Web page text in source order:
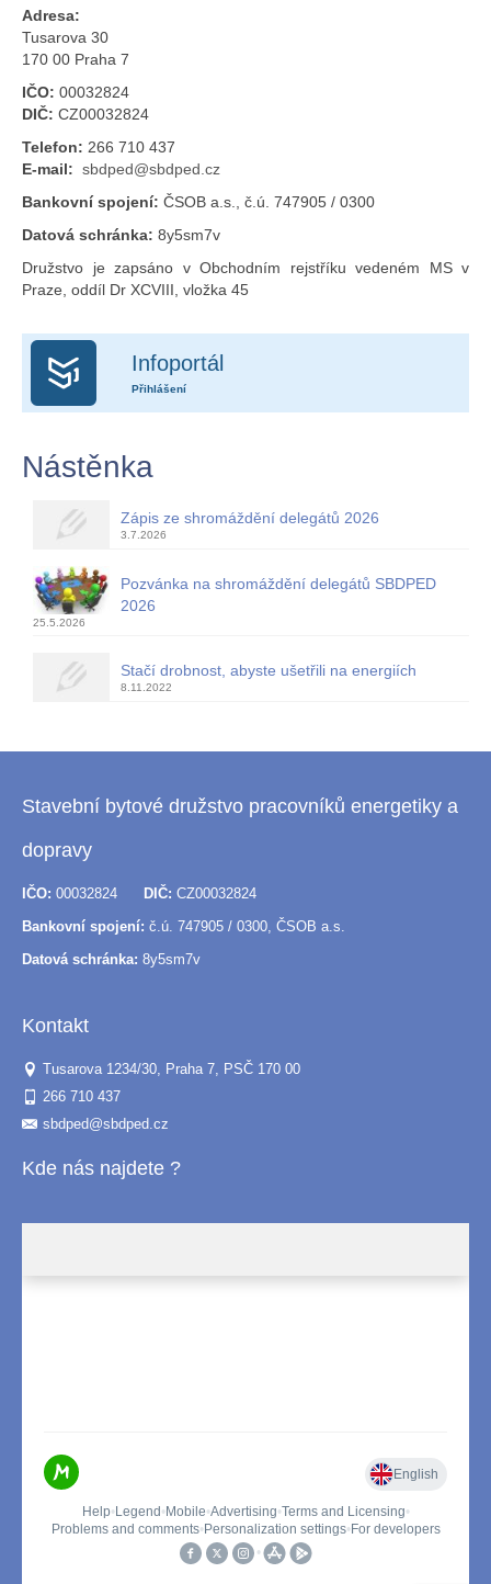
Adresa:
Tusarova 30
170 00 Praha 7
IČO: 00032824
DIČ: CZ00032824
Telefon: 266 710 437
E-mail: sbdped@sbdped.cz
Bankovní spojení: ČSOB a.s., č.ú. 747905 / 0300
Datová schránka: 8y5sm7v
Družstvo je zapsáno v Obchodním rejstříku vedeném MS v
Praze, oddíl Dr XCVIII, vložka 45
Infoportál
Přihlášení
Nástěnka
Zápis ze shromáždění delegátů 2026
3.7.2026
Pozvánka na shromáždění delegátů SBDPED
2026
25.5.2026
Stačí drobnost, abyste ušetřili na energiích
8.11.2022
Stavební bytové družstvo pracovníků energetiky a
dopravy
IČO: 00032824 DIČ: CZ00032824
Bankovní spojení: č.ú. 747905 / 0300, ČSOB a.s.
Datová schránka: 8y5sm7v
Kontakt
Tusarova 1234/30, Praha 7, PSČ 170 00
266 710 437
sbdped@sbdped.cz
Kde nás najdete ?